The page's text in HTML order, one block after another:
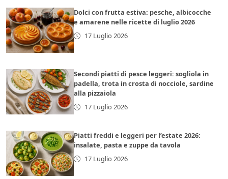
Dolci con frutta estiva: pesche, albicocche
e amarene nelle ricette di luglio 2026
17 Luglio 2026
Secondi piatti di pesce leggeri: sogliola in
padella, trota in crosta di nocciole, sardine
alla pizzaiola
17 Luglio 2026
Piatti freddi e leggeri per l’estate 2026:
insalate, pasta e zuppe da tavola
17 Luglio 2026